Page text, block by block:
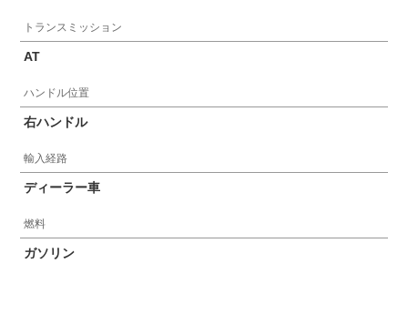
トランスミッション
AT
ハンドル位置
右ハンドル
輸入経路
ディーラー車
燃料
ガソリン